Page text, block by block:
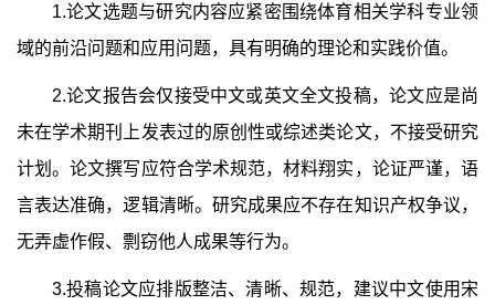
1.论文选题与研究内容应紧密围绕体育相关学科专业领
域的前沿问题和应用问题，具有明确的理论和实践价值。
2.论文报告会仅接受中文或英文全文投稿，论文应是尚
未在学术期刊上发表过的原创性或综述类论文，不接受研究
计划。论文撰写应符合学术规范，材料翔实，论证严谨，语
言表达准确，逻辑清晰。研究成果应不存在知识产权争议，
无弄虚作假、剽窃他人成果等行为。
3.投稿论文应排版整洁、清晰、规范，建议中文使用宋